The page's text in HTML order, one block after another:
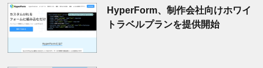
HyperForm、制作会社向けホワイ
トラベルプランを提供開始